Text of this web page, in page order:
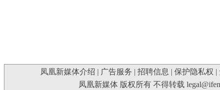
凤凰新媒体介绍 | 广告服务 | 招聘信息 | 保护隐私权 |
凤凰新媒体 版权所有 不得转载